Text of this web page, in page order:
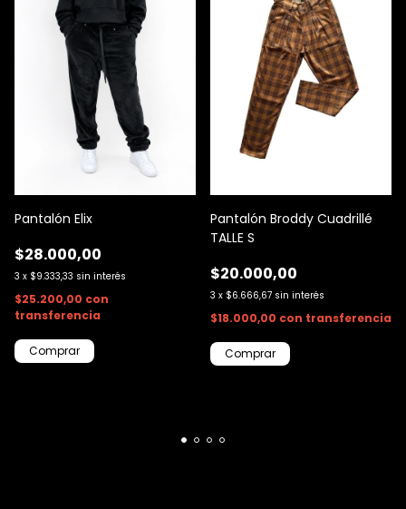
Pantalón Elix
$28.000,00
3 x $9.333,33 sin interés
$25.200,00 con
transferencia
Comprar
Pantalón Broddy Cuadrillé
TALLE S
$20.000,00
3 x $6.666,67 sin interés
$18.000,00 con transferencia
Comprar